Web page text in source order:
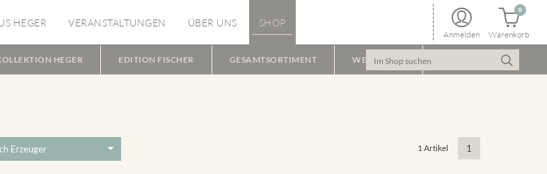
HEGER VERANSTALTUNGEN ÜBER UNS SHOP
Anmelden Warenkorb
0
HEGER EDITION FISCHER GESAMTSORTIMENT WEINPAKET
1 Artikel 1